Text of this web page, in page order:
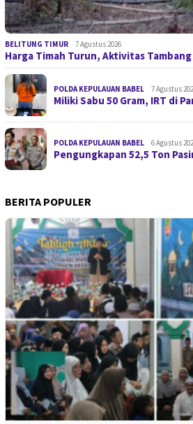
BELITUNG TIMUR 7 Agustus 2026
Harga Timah Turun, Aktivitas
POLDA KEPULAUAN BABEL 7 Agustus
Miliki Sabu 50 Gram, IRT di
POLDA KEPULAUAN BABEL 6 Agustus
Pengungkapan 52,5 Ton
BERITA POPULER